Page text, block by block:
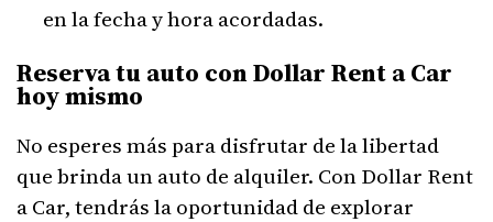
en la fecha y hora acordadas.
Reserva tu auto con Dollar Rent a Car
hoy mismo
No esperes más para disfrutar de la libertad
que brinda un auto de alquiler. Con Dollar Rent
a Car, tendrás la oportunidad de explorar